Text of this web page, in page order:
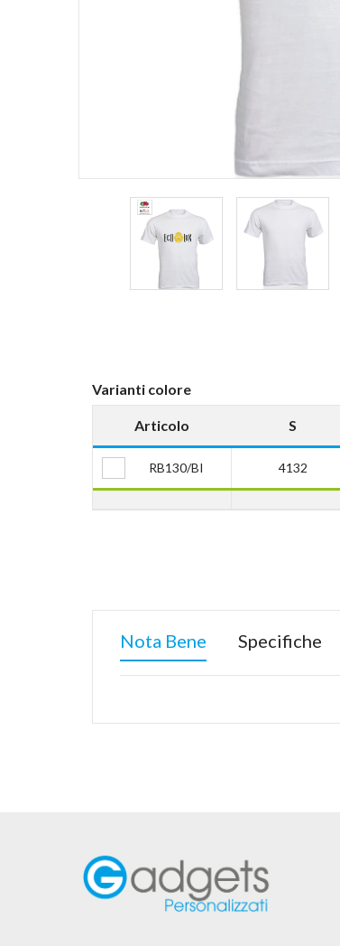
Varianti colore
Articolo S
RB130/BI 4132
Nota Bene Specifiche